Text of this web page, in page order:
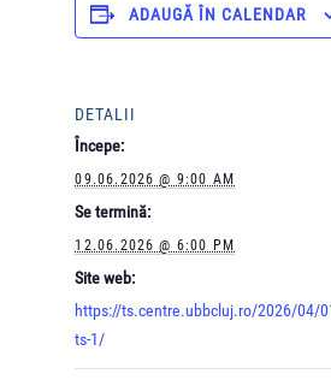
ADAUGĂ ÎN CALENDAR
DETALII
Începe:
09.06.2026 @ 9:00 AM
Se termină:
12.06.2026 @ 6:00 PM
Site web:
https://ts.centre.ubbcluj.ro/2026/04/
ts-1/